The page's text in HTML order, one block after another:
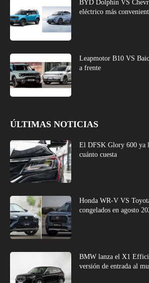
BYD Dolphin VS
eléctrico más
Leapmotor B10 VS
a frente
ÚLTIMAS NOTICIAS
El DFSK Glory 600 ya
cuánto cuesta
Honda WR-V VS
congelados en agosto
BMW lanza el X1
versión de entrada al